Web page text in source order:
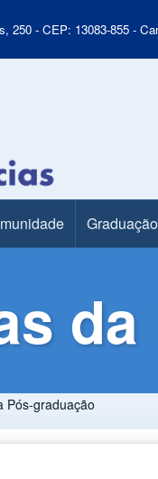
250 - CEP: 13083-855 -
Graduação
Pós-graduação